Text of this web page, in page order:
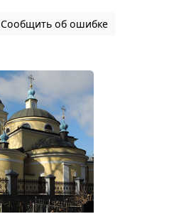
Сообщить об ошибке